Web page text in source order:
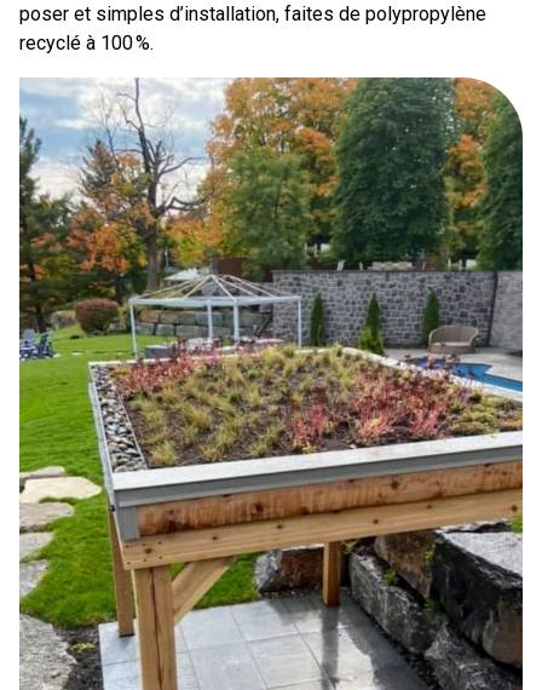
poser et simples d’installation, faites de polypropylène
recyclé à 100 %.